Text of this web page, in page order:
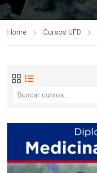
Home Cursos UFD